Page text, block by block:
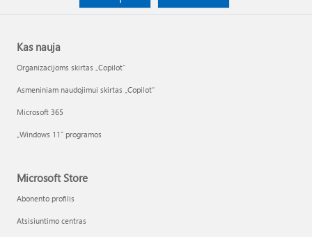
Kas nauja
Organizacijoms skirtas „Copilot“
Asmeniniam naudojimui skirtas „Copilot“
Microsoft 365
„Windows 11“ programos
Microsoft Store
Abonento profilis
Atsisiuntimo centras